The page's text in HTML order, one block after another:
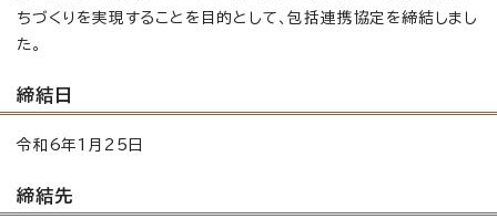
ちづくりを実現することを目的として、包括連携協定を締結しまし
た。
締結日
令和6年1月25日
締結先